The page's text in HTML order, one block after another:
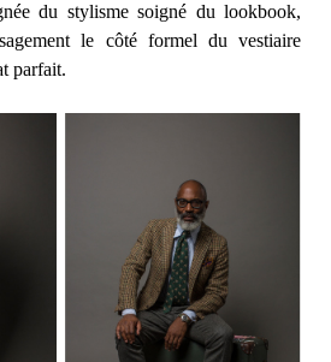
du stylisme soigné du lookbook,
le côté formel du vestiaire
parfait.